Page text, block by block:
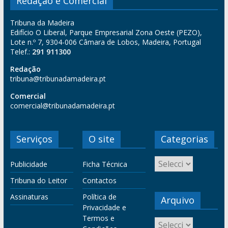
Tribuna da Madeira
Edifício O Liberal, Parque Empresarial Zona Oeste (PEZO),
Lote n.º 7, 9304-006 Câmara de Lobos, Madeira, Portugal
Telef.: 291 911300
Redação
tribuna@tribunadamadeira.pt
Comercial
comercial@tribunadamadeira.pt
Serviços
Publicidade
Tribuna do Leitor
Assinaturas
O site
Ficha Técnica
Contactos
Política de
Privacidade e
Termos e
Categorias
Arquivo